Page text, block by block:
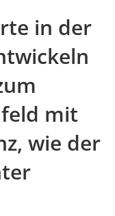
in der
mit
wie der